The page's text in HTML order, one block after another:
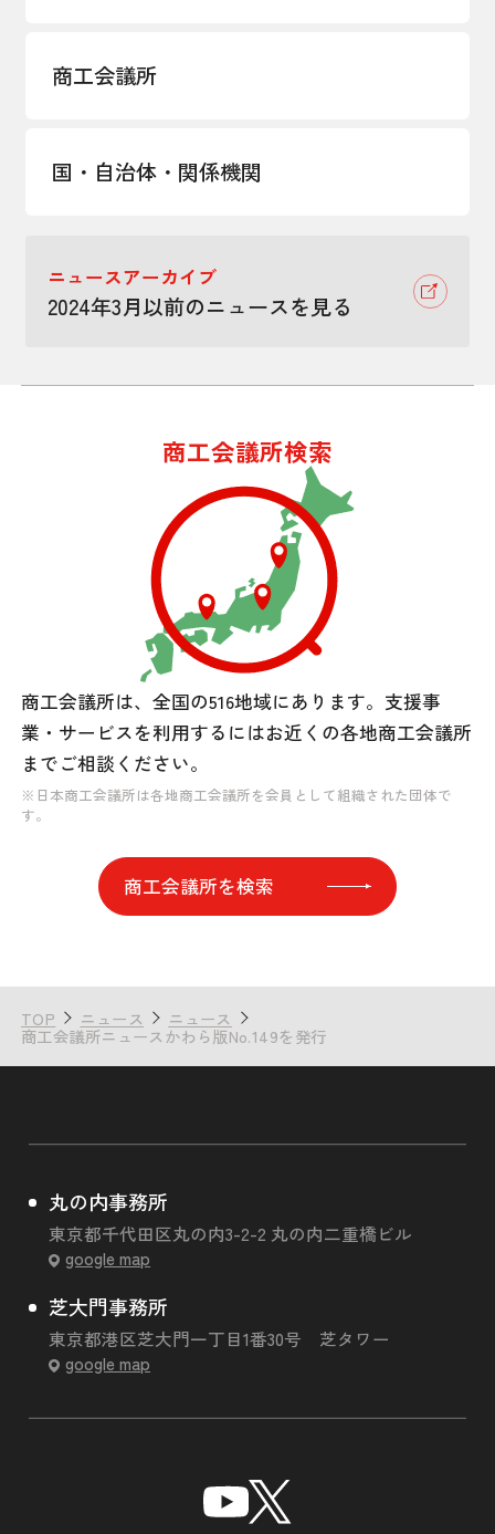
商工会議所
国・自治体・関係機関
ニュースアーカイブ
2024年3月以前のニュースを見る
商工会議所検索
商工会議所は、全国の516地域にあります。 支援事
業・サービスを利用するにはお近くの各地商工会議所
までご相談ください。
※日本商工会議所は各地商工会議所を会員として組織された団体で
す。
商工会議所を検索
TOP ニュース ニュース
商工会議所ニュースかわら版No.149を発行
丸の内事務所
東京都千代田区丸の内3-2-2 丸の内二重橋ビル
google map
芝大門事務所
東京都港区芝大門一丁目1番30号 芝タワー
google map